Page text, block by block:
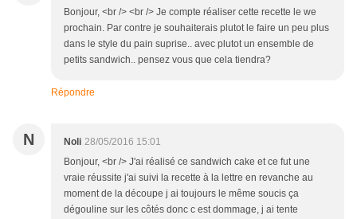
Bonjour, <br /> <br /> Je compte réaliser cette recette le we
prochain. Par contre je souhaiterais plutot le faire un peu plus
dans le style du pain suprise.. avec plutot un ensemble de
petits sandwich.. pensez vous que cela tiendra?
Répondre
N Noli 28/05/2016 15:01
Bonjour, <br /> J'ai réalisé ce sandwich cake et ce fut une
vraie réussite j'ai suivi la recette à la lettre en revanche au
moment de la découpe j ai toujours le même soucis ça
dégouline sur les côtés donc c est dommage, j ai tente